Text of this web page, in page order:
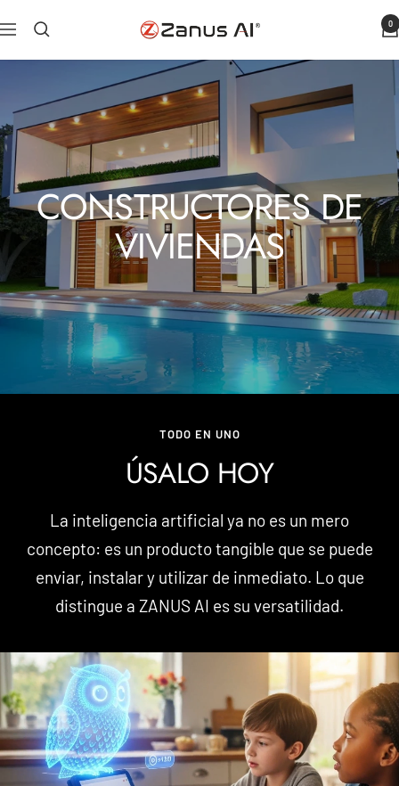
al
Navegación
Zanus
AI
0
CONSTRUCTORES DE
VIVIENDAS
TODO EN UNO
ÚSALO HOY
La inteligencia artificial ya no es un mero
concepto: es un producto tangible que se puede
enviar, instalar y utilizar de inmediato. Lo que
distingue a ZANUS AI es su versatilidad.